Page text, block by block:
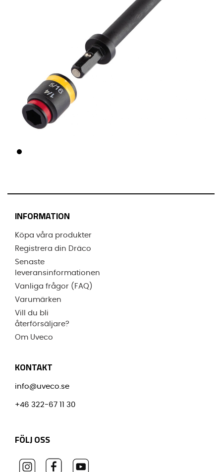
INFORMATION
Köpa våra produkter
Registrera din Dräco
Senaste
leveransinformationen
Vanliga frågor (FAQ)
Varumärken
Vill du bli
återförsäljare?
Om Uveco
KONTAKT
info@uveco.se
+46 322-67 11 30
FÖLJ OSS